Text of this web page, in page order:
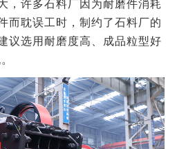
，许多石料厂因为耐磨件消耗
而耽误工时，制约了石料厂的
议选用耐磨度高、成品粒型好